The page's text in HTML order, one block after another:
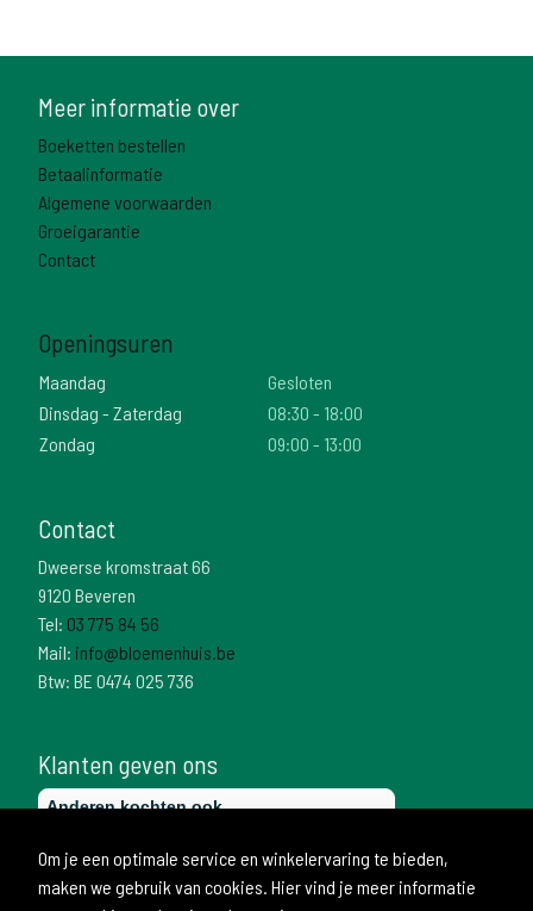
Meer informatie over
Boeketten bestellen
Betaalinformatie
Algemene voorwaarden
Groeigarantie
Contact
Openingsuren
Maandag
Gesloten
Dinsdag - Zaterdag
08:30 - 18:00
Zondag
09:00 - 13:00
Contact
Dweerse kromstraat 66
9120 Beveren
Tel: 03 775 84 56
Mail: info@bloemenhuis.be
Btw: BE 0474 025 736
Klanten geven ons
Om je een optimale service en winkelervaring te bieden,
maken we gebruik van cookies. Hier vind je meer informatie